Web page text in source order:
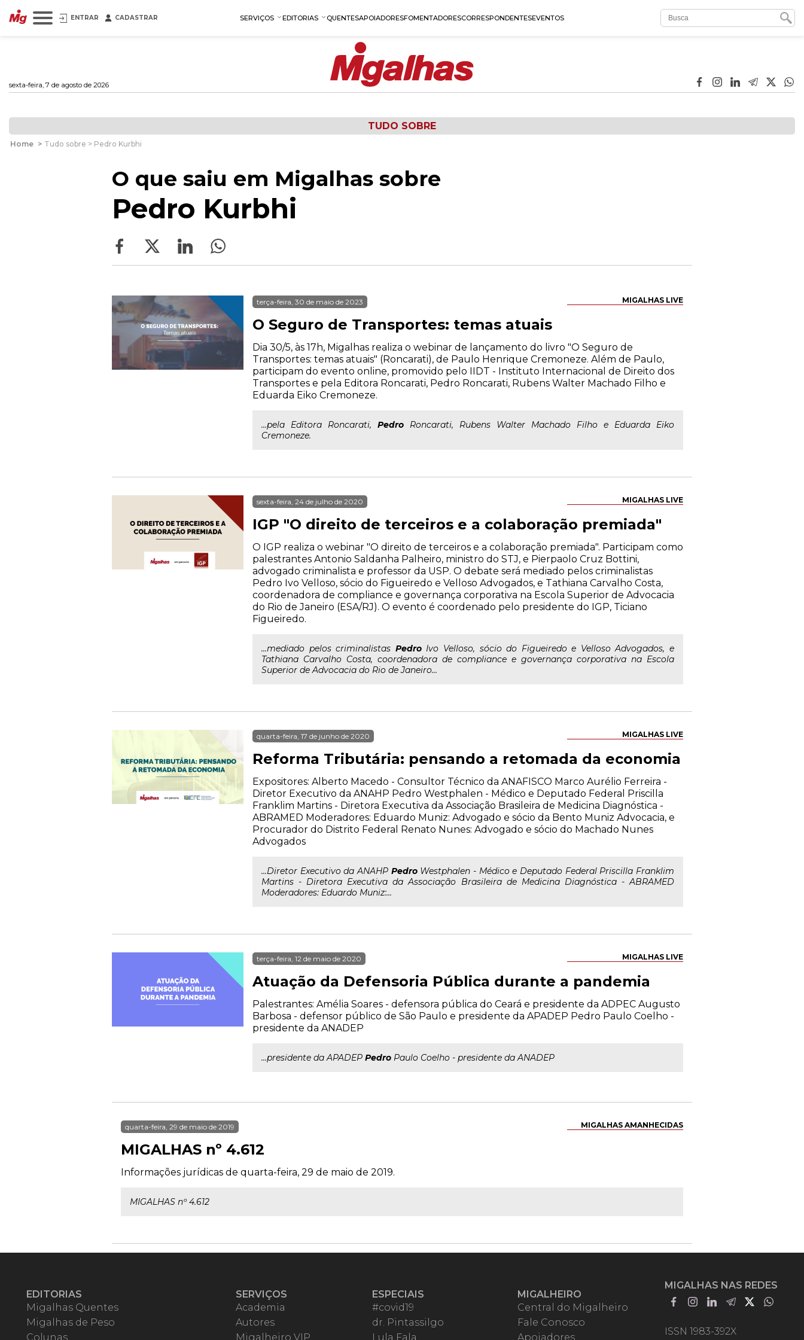
ENTRAR CADASTRAR SERVIÇOS EDITORIAS QUENTESAPOIADORESFOMENTADORESCORRESPONDENTESEVENTOS
sexta-feira, 7 de agosto de 2026
TUDO SOBRE
Home > Tudo sobre > Pedro Kurbhi
O que saiu em Migalhas sobre
Pedro Kurbhi
MIGALHAS LIVE
terça-feira, 30 de maio de 2023
O Seguro de Transportes: temas atuais
Dia 30/5, às 17h, Migalhas realiza o webinar de lançamento do livro "O Seguro de
Transportes: temas atuais" (Roncarati), de Paulo Henrique Cremoneze. Além de Paulo,
participam do evento online, promovido pelo IIDT - Instituto Internacional de Direito dos
Transportes e pela Editora Roncarati, Pedro Roncarati, Rubens Walter Machado Filho e
Eduarda Eiko Cremoneze.
...pela Editora Roncarati, Pedro Roncarati, Rubens Walter Machado Filho e Eduarda Eiko
Cremoneze.
MIGALHAS LIVE
sexta-feira, 24 de julho de 2020
IGP "O direito de terceiros e a colaboração premiada"
O IGP realiza o webinar "O direito de terceiros e a colaboração premiada". Participam como
palestrantes Antonio Saldanha Palheiro, ministro do STJ, e Pierpaolo Cruz Bottini,
advogado criminalista e professor da USP. O debate será mediado pelos criminalistas
Pedro Ivo Velloso, sócio do Figueiredo e Velloso Advogados, e Tathiana Carvalho Costa,
coordenadora de compliance e governança corporativa na Escola Superior de Advocacia
do Rio de Janeiro (ESA/RJ). O evento é coordenado pelo presidente do IGP, Ticiano
Figueiredo.
...mediado pelos criminalistas PedroIvo Velloso, sócio do Figueiredo e Velloso Advogados, e
Tathiana Carvalho Costa, coordenadora de compliance e governança corporativa na Escola
Superior de Advocacia do Rio de Janeiro...
MIGALHAS LIVE
quarta-feira, 17 de junho de 2020
Reforma Tributária: pensando a retomada da economia
Expositores: Alberto Macedo - Consultor Técnico da ANAFISCO Marco Aurélio Ferreira -
Diretor Executivo da ANAHP Pedro Westphalen - Médico e Deputado Federal Priscilla
Franklim Martins - Diretora Executiva da Associação Brasileira de Medicina Diagnóstica -
ABRAMED Moderadores: Eduardo Muniz: Advogado e sócio da Bento Muniz Advocacia, e
Procurador do Distrito Federal Renato Nunes: Advogado e sócio do Machado Nunes
Advogados
...Diretor Executivo da ANAHP PedroWestphalen - Médico e Deputado Federal Priscilla Franklim
Martins - Diretora Executiva da Associação Brasileira de Medicina Diagnóstica - ABRAMED
Moderadores: Eduardo Muniz:...
MIGALHAS LIVE
terça-feira, 12 de maio de 2020
Atuação da Defensoria Pública durante a pandemia
Palestrantes: Amélia Soares - defensora pública do Ceará e presidente da ADPEC Augusto
Barbosa - defensor público de São Paulo e presidente da APADEP Pedro Paulo Coelho -
presidente da ANADEP
...presidente da APADEP Pedro Paulo Coelho - presidente da ANADEP
MIGALHAS AMANHECIDAS
quarta-feira, 29 de maio de 2019
MIGALHAS nº 4.612
Informações jurídicas de quarta-feira, 29 de maio de 2019.
MIGALHAS nº 4.612
EDITORIAS
Migalhas Quentes
Migalhas de Peso
Colunas
SERVIÇOS
Academia
Autores
Migalheiro VIP
ESPECIAIS
#covid19
dr. Pintassilgo
Lula Fala
MIGALHEIRO
Central do Migalheiro
Fale Conosco
Apoiadores
MIGALHAS NAS REDES
ISSN 1983-392X